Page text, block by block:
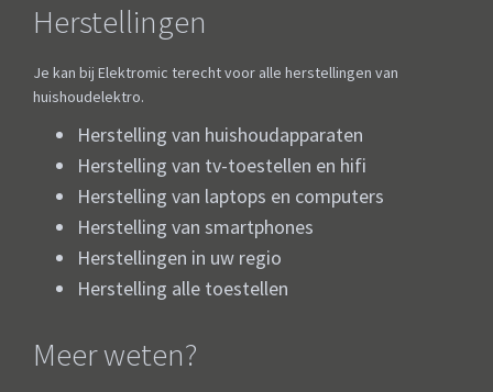
Herstellingen
Je kan bij Elektromic terecht voor alle herstellingen van
huishoudelektro.
Herstelling van huishoudapparaten
Herstelling van tv-toestellen en hifi
Herstelling van laptops en computers
Herstelling van smartphones
Herstellingen in uw regio
Herstelling alle toestellen
Meer weten?